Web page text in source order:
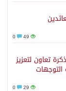
49
تعاون لتعزيز
29